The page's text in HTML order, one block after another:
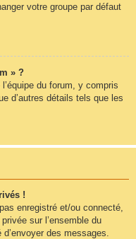
votre groupe par défaut
» ?
du forum, y compris
d’autres détails tels que les
!
enregistré et/ou connecté,
sur l’ensemble du
des messages.